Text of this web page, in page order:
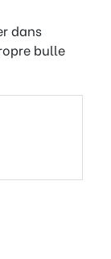
dans
bulle